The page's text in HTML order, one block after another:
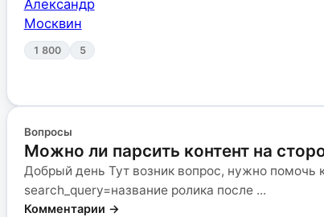
1 800 5
Вопросы
Можно ли парсить контент на
Добрый день Тут возник вопрос, нужно помочь
search_query=название ролика после ...
Комментарии →